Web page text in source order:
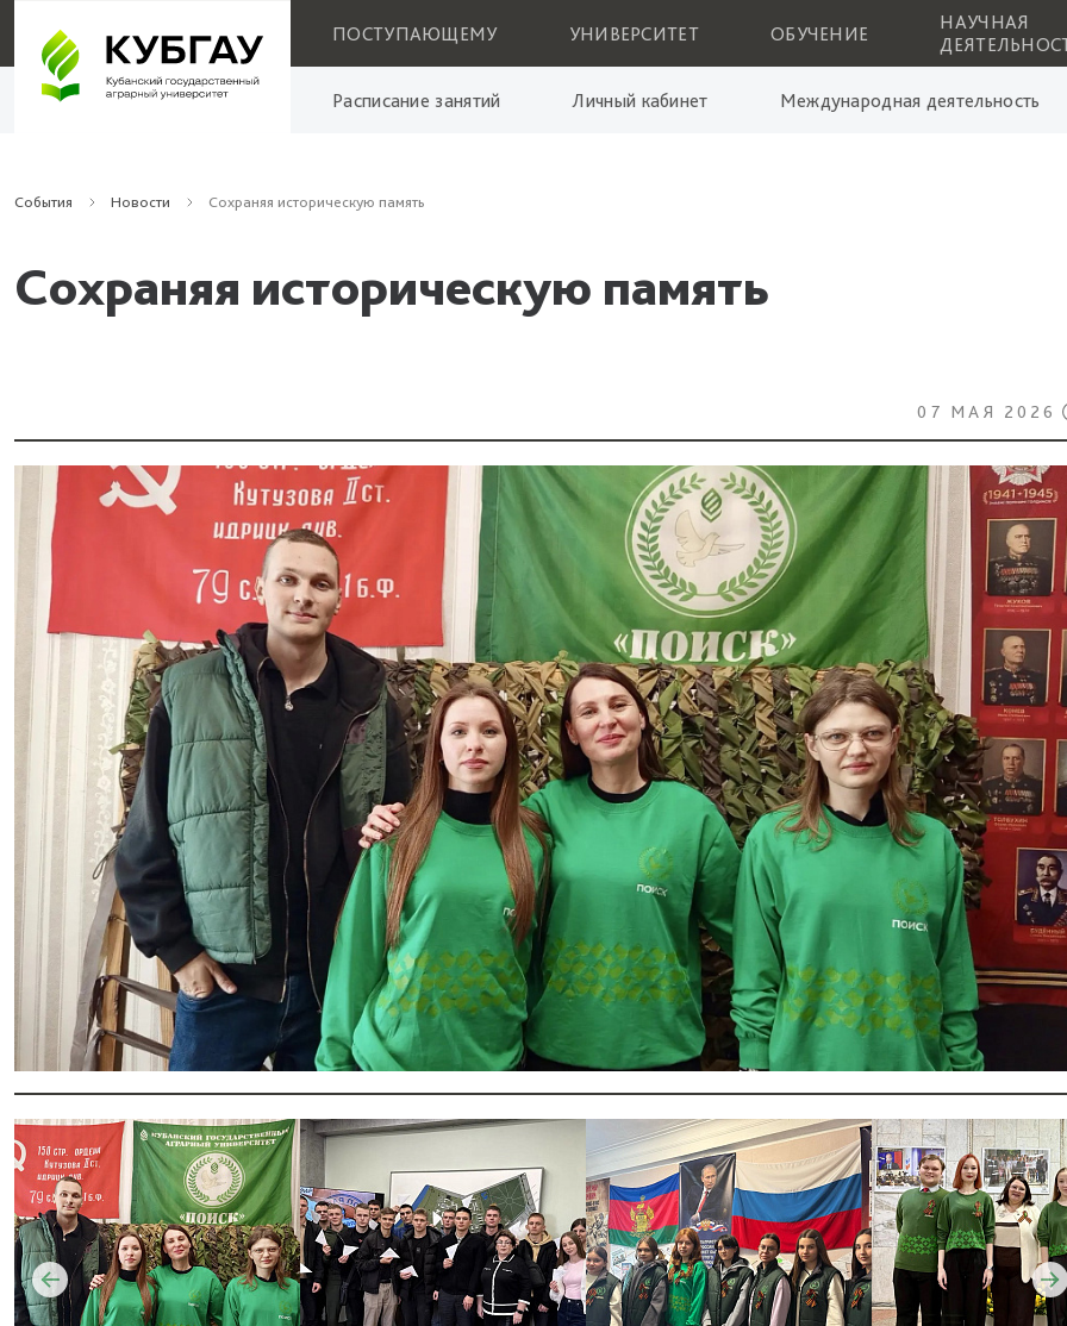
ПОСТУПАЮЩЕМУ УНИВЕРСИТЕТ ОБУЧЕНИЕ
НАУЧНАЯ
Расписание занятий Личный кабинет Международная деятельность
События Новости Сохраняя историческую память
Сохраняя историческую память
07 МАЯ 2026